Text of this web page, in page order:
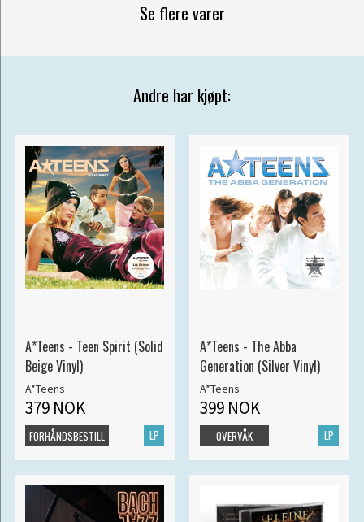
Se flere varer
Andre har kjøpt:
A*Teens - Teen Spirit (Solid
Beige Vinyl)
A*Teens
379 NOK
LP
FORHÅNDSBESTILL
A*Teens - The Abba
Generation (Silver Vinyl)
A*Teens
399 NOK
LP
OVERVÅK